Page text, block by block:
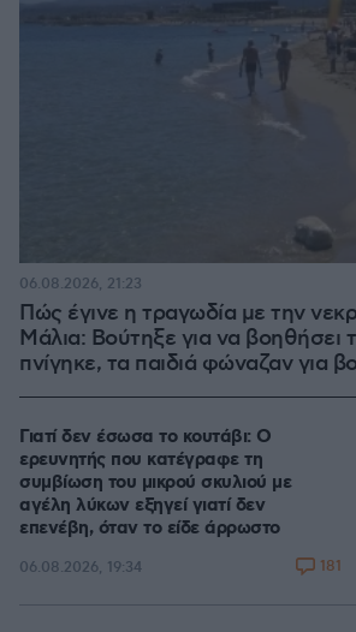
Πώς έγινε η τραγωδία με την
Μάλια: Βούτηξε για να βοηθήσει
πνίγηκε, τα παιδιά φώναζαν για
06.08.2026, 21:23
Γιατί δεν έσωσα το κουτάβι: Ο
ερευνητής που κατέγραφε τη
συμβίωση του μικρού σκυλιού με
αγέλη λύκων εξηγεί γιατί δεν
επενέβη, όταν το είδε άρρωστο
06.08.2026, 19:34 181